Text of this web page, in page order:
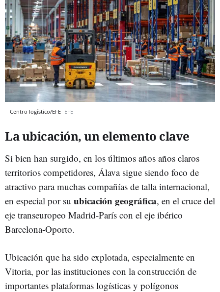
Centro logístico/EFE EFE
La ubicación, un elemento clave
Si bien han surgido, en los últimos años años claros
territorios competidores, Álava sigue siendo foco de
atractivo para muchas compañías de talla internacional,
en especial por su ubicación geográfica, en el cruce del
eje transeuropeo Madrid-París con el eje ibérico
Barcelona-Oporto.
Ubicación que ha sido explotada, especialmente en
Vitoria, por las instituciones con la construcción de
importantes plataformas logísticas y polígonos